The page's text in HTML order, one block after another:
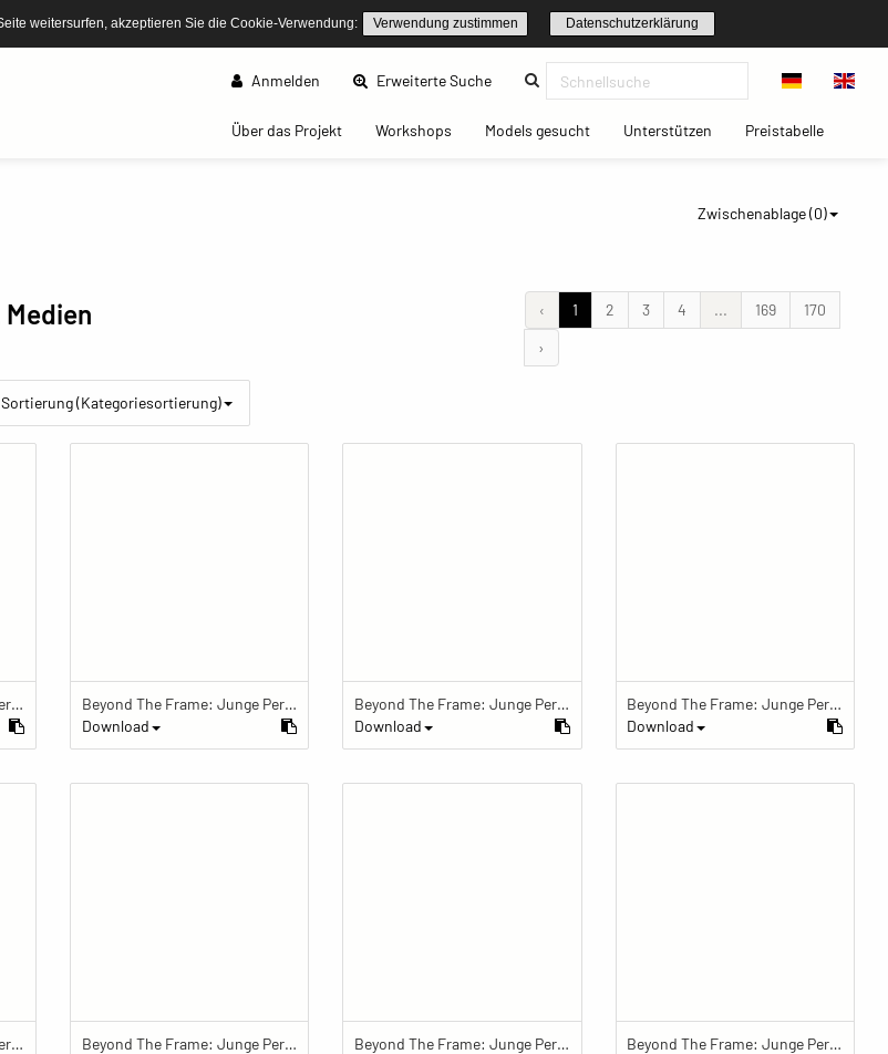
weitersurfen, akzeptieren Sie die Cookie-Verwendung: Verwendung zustimmen Datenschutzerklärung
Anmelden Erweiterte Suche(current)
Über das Projekt(current)Workshops(current)Models gesucht(current)Unterstützen(current)Preistabelle(current)
Zwischenablage (0)
‹ 1 2 3 4 ... 169
170
›
Sortierung (Kategoriesortierung)
Beyond The Frame: Junge Perspektiven auf Vielfalt im Glauben - Eine Kinderwiege steht vor einem Fenster in der Wohnung der Familie
Beyond The Frame: Junge Perspektiven auf Vielfalt im Glauben - Das Neugeborene wird von Khaliqs Frau gestreichelt
Download
Beyond The Frame: Junge Perspektiven auf Vielfalt im Glauben - Eine Rede des aktuellen Kalifs der Ahmadiyya-Gemeinschaft wird live übertragen
Download
Beyond The Frame: Junge Perspektiven auf Vielfalt im Glauben - Zwei islamische Gebetsteppiche ausgebreitet auf dem Boden
Download
Beyond The Frame: Junge Perspektiven auf Vielfalt im Glauben - Khaliq bei einem der fünf täglichen Gebete im Islam in seiner Wohnung
Beyond The Frame: Junge Perspektiven auf Vielfalt im Glauben - Katze vor Bildern mit islamischen Symbolen
Beyond The Frame: Junge Perspektiven auf Vielfalt im Glauben
Beyond The Frame: Junge Perspektiven auf Vielfalt im Glauben